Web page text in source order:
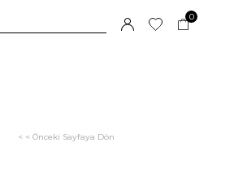
0
< < Önceki Sayfaya Dön